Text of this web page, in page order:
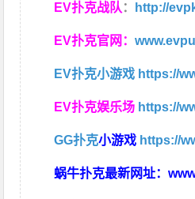
EV扑克战队 ： http://
EV扑克官网：
EV扑克小游戏 https://
EV扑克娱乐场 https://
GG扑克小游戏 https://
蜗牛扑克最新网址：